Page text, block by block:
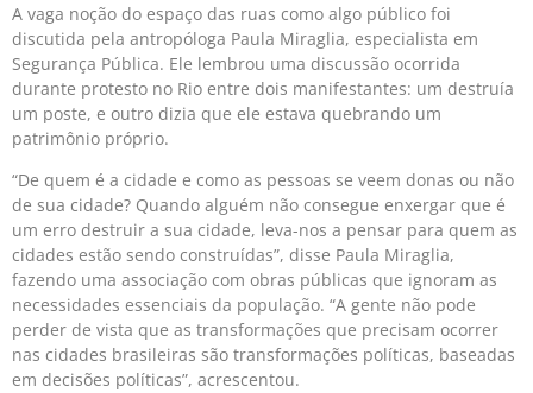
A vaga noção do espaço das ruas como algo público foi
discutida pela antropóloga Paula Miraglia, especialista em
Segurança Pública. Ele lembrou uma discussão ocorrida
durante protesto no Rio entre dois manifestantes: um destruía
um poste, e outro dizia que ele estava quebrando um
patrimônio próprio.
“De quem é a cidade e como as pessoas se veem donas ou não
de sua cidade? Quando alguém não consegue enxergar que é
um erro destruir a sua cidade, leva-nos a pensar para quem as
cidades estão sendo construídas”, disse Paula Miraglia,
fazendo uma associação com obras públicas que ignoram as
necessidades essenciais da população. “A gente não pode
perder de vista que as transformações que precisam ocorrer
nas cidades brasileiras são transformações políticas, baseadas
em decisões políticas”, acrescentou.